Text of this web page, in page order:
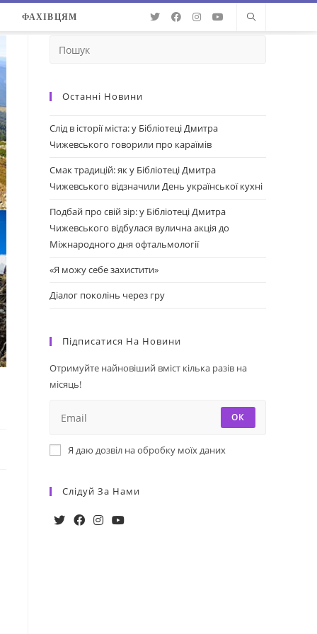
ФАХІВЦЯМ
Останні Новини
Слід в історії міста: у Бібліотеці Дмитра
Чижевського говорили про караїмів
Смак традицій: як у Бібліотеці Дмитра
Чижевського відзначили День української кухні
Подбай про свій зір: у Бібліотеці Дмитра
Чижевського відбулася вулична акція до
Міжнародного дня офтальмології
«Я можу себе захистити»
Діалог поколінь через гру
Підписатися На Новини
Отримуйте найновіший вміст кілька разів на
місяць!
ОК
Я даю дозвіл на обробку моїх даних
Слідуй За Нами